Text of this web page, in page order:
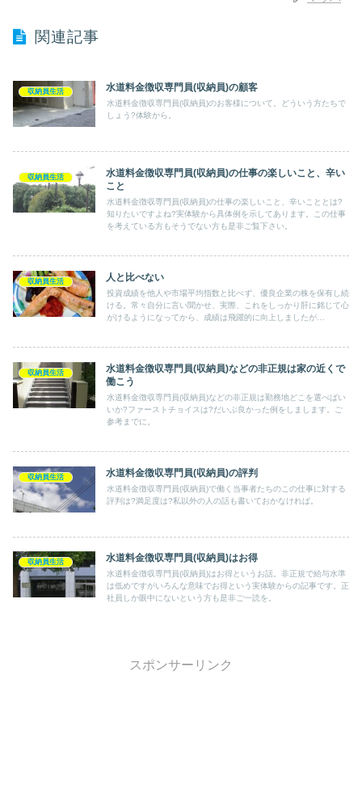
関連記事
収納員生活 水道料金徴収専門員(収納員)の顧客
水道料金徴収専門員(収納員)のお客様について。どういう方たちで
しょう?体験から。
収納員生活
水道料金徴収専門員(収納員)の仕事の楽しいこと、辛い
こと
水道料金徴収専門員(収納員)の仕事の楽しいこと、辛いこととは?
知りたいですよね?実体験から具体例を示してあります。この仕事
を考えている方もそうでない方も是非ご覧下さい。
収納員生活 人と比べない
投資成績を他人や市場平均指数と比べず、優良企業の株を保有し続
ける。常々自分に言い聞かせ、実際、これをしっかり肝に銘じて心
がけるようになってから、成績は飛躍的に向上しましたが…
収納員生活
水道料金徴収専門員(収納員)などの非正規は家の近くで
働こう
水道料金徴収専門員(収納員)などの非正規は勤務地どこを選べばい
いか?ファーストチョイスは?だいぶ良かった例をしまします。ご
参考までに。
収納員生活 水道料金徴収専門員(収納員)の評判
水道料金徴収専門員(収納員)で働く当事者たちのこの仕事に対する
評判は?満足度は?私以外の人の話も書いておかなければ。
収納員生活 水道料金徴収専門員(収納員)はお得
水道料金徴収専門員(収納員)はお得というお話。非正規で給与水準
は低めですがいろんな意味でお得という実体験からの記事です。正
社員しか眼中にないという方も是非ご一読を。
スポンサーリンク